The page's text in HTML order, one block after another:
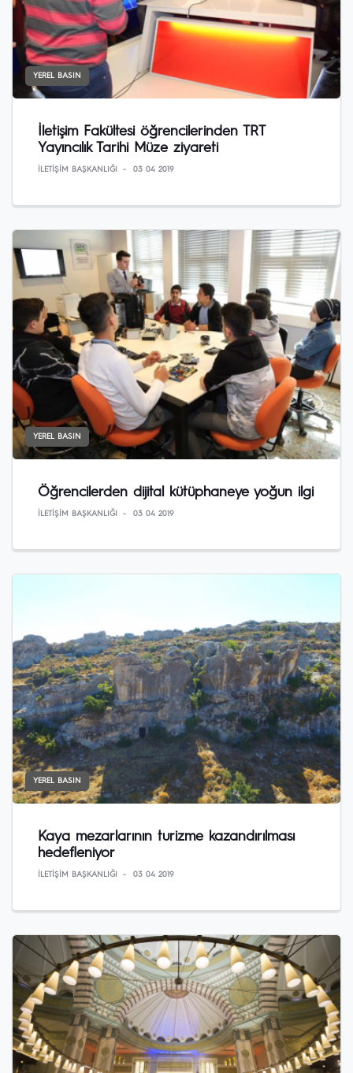
YEREL BASIN
İletişim Fakültesi öğrencilerinden TRT
Yayıncılık Tarihi Müze ziyareti
İLETIŞIM BAŞKANLIĞI 03 04 2019
YEREL BASIN
Öğrencilerden dijital kütüphaneye yoğun ilgi
İLETIŞIM BAŞKANLIĞI 03 04 2019
YEREL BASIN
Kaya mezarlarının turizme kazandırılması
hedefleniyor
İLETIŞIM BAŞKANLIĞI 03 04 2019